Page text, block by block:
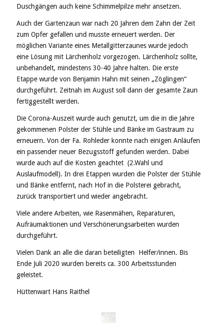
Duschgängen auch keine Schimmelpilze mehr ansetzen.
Auch der Gartenzaun war nach 20 Jahren dem Zahn der Zeit
zum Opfer gefallen und musste erneuert werden. Der
möglichen Variante eines Metallgitterzaunes wurde jedoch
eine Lösung mit Lärchenholz vorgezogen. Lärchenholz sollte,
unbehandelt, mindestens 30-40 Jahre halten. Die erste
Etappe wurde von Benjamin Hahn mit seinen „Zöglingen“
durchgeführt. Zeitnah im August soll dann der gesamte Zaun
fertiggestellt werden.
Die Corona-Auszeit wurde auch genutzt, um die in die Jahre
gekommenen Polster der Stühle und Bänke im Gastraum zu
erneuern. Von der Fa. Rohleder konnte nach einigen Anläufen
ein passender neuer Bezugsstoff gefunden werden. Dabei
wurde auch auf die Kosten geachtet (2.Wahl und
Auslaufmodell). In drei Etappen wurden die Polster der Stühle
und Bänke entfernt, nach Hof in die Polsterei gebracht,
zurück transportiert und wieder angebracht.
Viele andere Arbeiten, wie Rasenmähen, Reparaturen,
Aufräumaktionen und Verschönerungsarbeiten wurden
durchgeführt.
Vielen Dank an alle die daran beteiligten Helfer/innen. Bis
Ende Juli 2020 wurden bereits ca. 300 Arbeitsstunden
geleistet.
Hüttenwart Hans Raithel